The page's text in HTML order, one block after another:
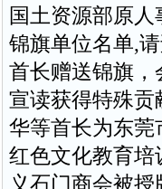
国土资源部原
锦旗单位名单,
首长赠送锦旗，
宣读获得特殊贡
华等首长为东莞
红色文化教育培
义石门商会被